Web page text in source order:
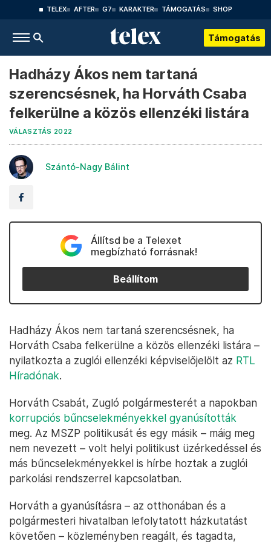
TELEX AFTER G7 KARAKTER TÁMOGATÁS SHOP
Támogatás
Hadházy Ákos nem tartaná
szerencsésnek, ha Horváth Csaba
felkerülne a közös ellenzéki listára
VÁLASZTÁS 2022
Szántó-Nagy Bálint
Állítsd be a Telexet
megbízható forrásnak!
Beállítom
Hadházy Ákos nem tartaná szerencsésnek, ha
Horváth Csaba felkerülne a közös ellenzéki listára –
nyilatkozta a zuglói ellenzéki képviselőjelölt az RTL
Híradónak.
Horváth Csabát, Zugló polgármesterét a napokban
korrupciós bűncselekményekkel gyanúsították
meg. Az MSZP politikusát és egy másik – máig meg
nem nevezett – volt helyi politikust üzérkedéssel és
más bűncselekményekkel is hírbe hoztak a zuglói
parkolási rendszerrel kapcsolatban.
Horváth a gyanúsításra – az otthonában és a
polgármesteri hivatalban lefolytatott házkutatást
követően – közleményben reagált, és tagadta,